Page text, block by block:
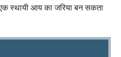
स्थायी आय का जरिया बन सकता